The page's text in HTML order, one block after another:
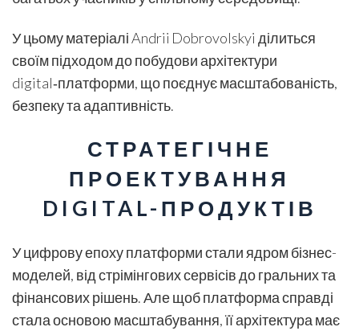
У цьому матеріалі Andrii Dobrovolskyi ділиться
своїм підходом до побудови архітектури
digital‑платформи, що поєднує масштабованість,
безпеку та адаптивність.
СТРАТЕГІЧНЕ
ПРОЕКТУВАННЯ
DIGITAL-ПРОДУКТІВ
У цифрову епоху платформи стали ядром бізнес-
моделей, від стрімінгових сервісів до гральних та
фінансових рішень. Але щоб платформа справді
стала основою масштабування, її архітектура має